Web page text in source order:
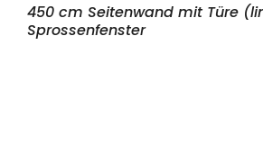
450 cm Seitenwand mit Türe
Sprossenfenster